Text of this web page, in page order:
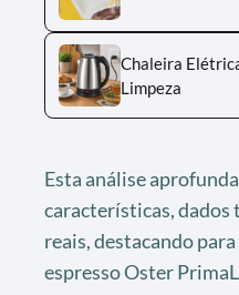
Chaleira
Limpeza
Esta análise
características, dados
reais, destacando
espresso Oster